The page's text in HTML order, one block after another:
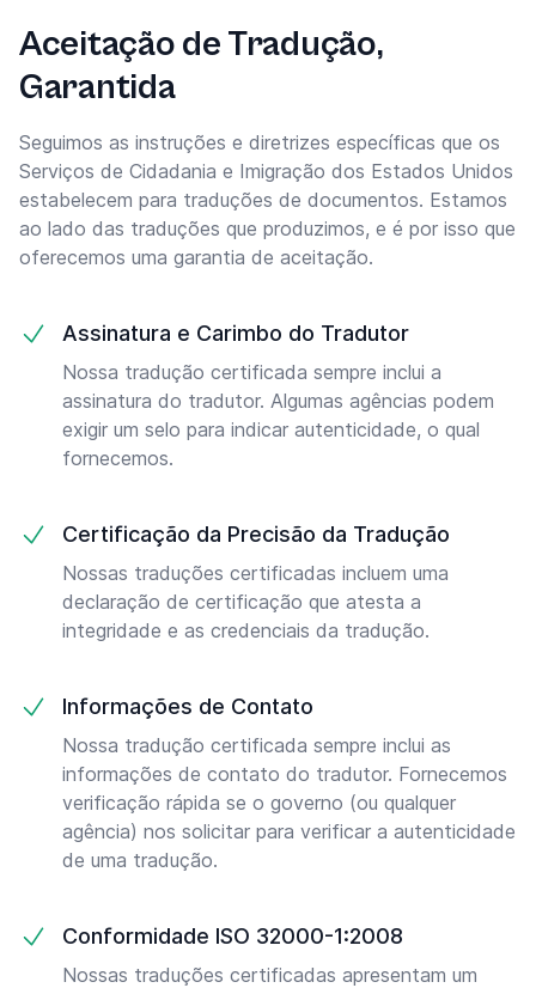
Aceitação de Tradução,
Garantida
Seguimos as instruções e diretrizes específicas que os
Serviços de Cidadania e Imigração dos Estados Unidos
estabelecem para traduções de documentos. Estamos
ao lado das traduções que produzimos, e é por isso que
oferecemos uma garantia de aceitação.
Assinatura e Carimbo do Tradutor
Nossa tradução certificada sempre inclui a
assinatura do tradutor. Algumas agências podem
exigir um selo para indicar autenticidade, o qual
fornecemos.
Certificação da Precisão da Tradução
Nossas traduções certificadas incluem uma
declaração de certificação que atesta a
integridade e as credenciais da tradução.
Informações de Contato
Nossa tradução certificada sempre inclui as
informações de contato do tradutor. Fornecemos
verificação rápida se o governo (ou qualquer
agência) nos solicitar para verificar a autenticidade
de uma tradução.
Conformidade ISO 32000-1:2008
Nossas traduções certificadas apresentam um